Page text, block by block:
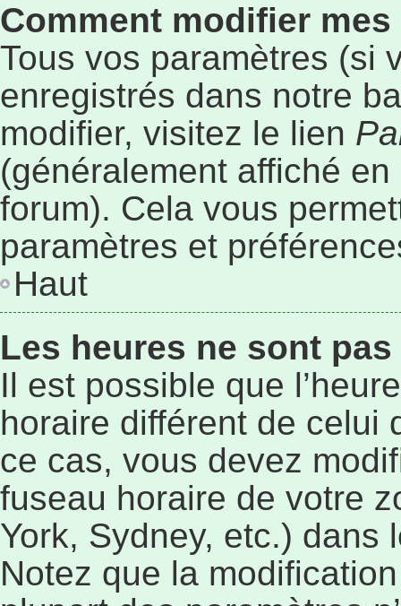
Comment modifier
Tous vos paramètres (si
enregistrés dans notre
modifier, visitez le lien
(généralement affiché
forum). Cela vous
paramètres et
Haut
Les heures ne sont
Il est possible que
horaire différent de celui
ce cas, vous devez
fuseau horaire de votre
York, Sydney, etc.) dans
Notez que la